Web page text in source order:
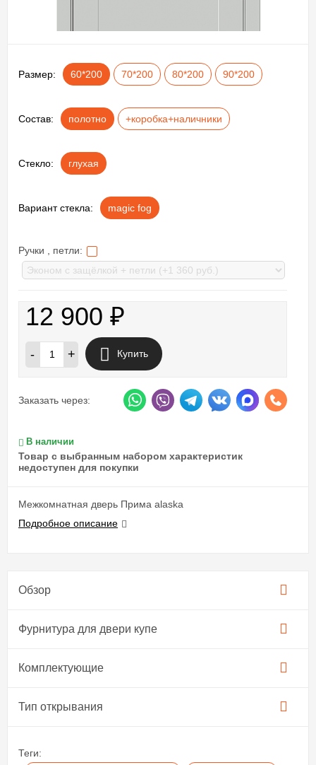
Размер: 60*200 70*200 80*200 90*200
Состав: полотно +коробка+наличники
Стекло: глухая
Вариант стекла: magic fog
Ручки , петли:
12 900 ₽
- + Купить
Заказать через:
В наличии
Товар с выбранным набором характеристик
недоступен для покупки
Межкомнатная дверь Прима alaska
Подробное описание
Обзор
Фурнитура для двери купе​
Комплектующие
Тип открывания
Теги: